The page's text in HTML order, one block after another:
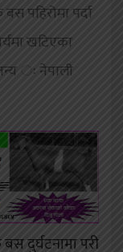
पहिरोमा पर्दा
खटिएका
ः नेपाली
दुर्घटनामा परी